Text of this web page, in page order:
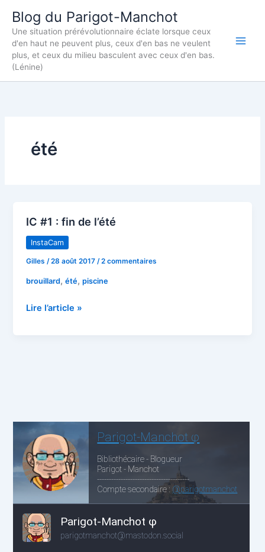
contenu
Blog du Parigot-Manchot
Une situation prérévolutionnaire éclate lorsque ceux
d'en haut ne peuvent plus, ceux d'en bas ne veulent
plus, et ceux du milieu basculent avec ceux d'en bas.
(Lénine)
été
IC #1 : fin de l’été
InstaCam
Gilles /28 août 2017 /2 commentaires
brouillard,été,piscine
IC
Lire l’article »